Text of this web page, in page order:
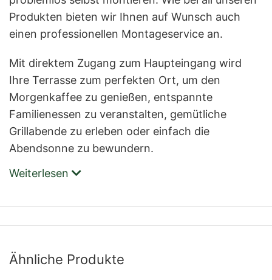
Produkten bieten wir Ihnen auf Wunsch auch
einen professionellen Montageservice an.
Mit direktem Zugang zum Haupteingang wird
Ihre Terrasse zum perfekten Ort, um den
Morgenkaffee zu genießen, entspannte
Familienessen zu veranstalten, gemütliche
Grillabende zu erleben oder einfach die
Abendsonne zu bewundern.
Weiterlesen
Ähnliche Produkte